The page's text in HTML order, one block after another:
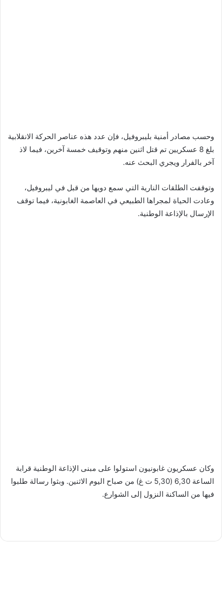
وحسب مصادر أمنية بليبروفيل، فإن عدد هذه عناصر الحركة الانقلابية
بلغ 8 عسكريين تم قتل اثنين منهم وتوقيف خمسة آخرين، فيما لاذ
آخر بالفرار ويجري البحث عنه.
وتوقفت الطلقات النارية التي سمع دويها من قبل في ليبروفيل،
وعادت الحياة لمجراها الطبيعي في العاصمة الغابونية، فيما توقف
الإرسال بالإذاعة الوطنية.
وكان عسكريون غابونيون استولوا على مبنى الإذاعة الوطنية قرابة
الساعة 6,30 (5,30 ت غ) من صباح اليوم الاثنين. وبثوا رسالة طلبوا
فيها من الساكنة النزول إلى الشوارع.